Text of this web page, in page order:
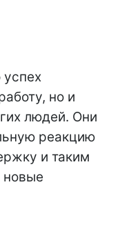
успех
но и
людей. Они
реакцию
и таким
новые